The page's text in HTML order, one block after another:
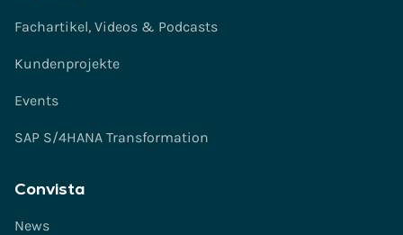
Fachartikel, Videos & Podcasts
Kundenprojekte
Events
SAP S/4HANA Transformation
Convista
News